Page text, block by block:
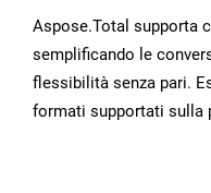
Aspose.Total supporta
semplificando le
flessibilità senza pari.
formati supportati sulla